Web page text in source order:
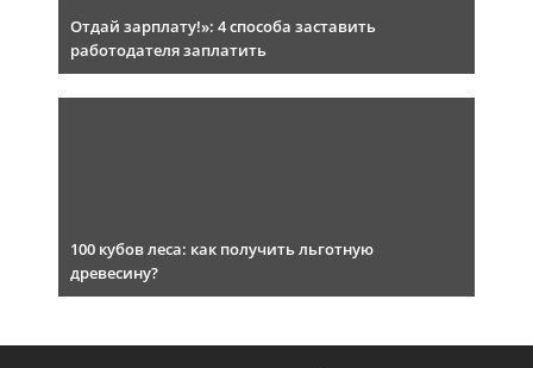
Отдай зарплату!»: 4 способа заставить
работодателя заплатить
100 кубов леса: как получить льготную
древесину?